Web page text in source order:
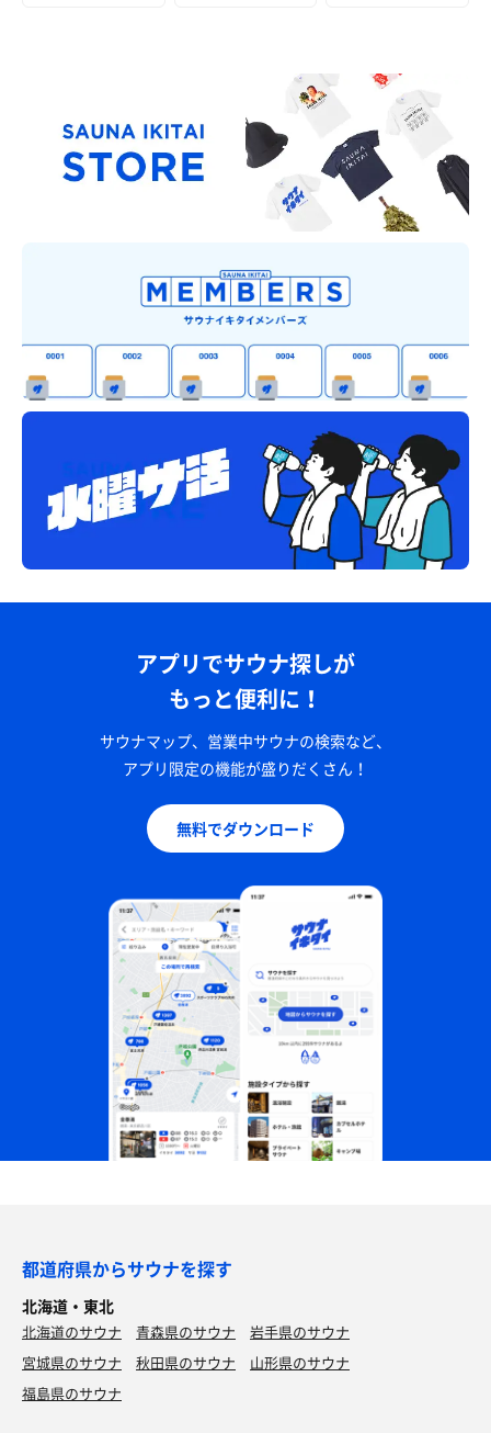
アプリでサウナ探しが
もっと便利に！
サウナマップ、営業中サウナの検索など、
アプリ限定の機能が盛りだくさん！
無料でダウンロード
都道府県からサウナを探す
北海道・東北
北海道のサウナ 青森県のサウナ
岩手県のサウナ
宮城県のサウナ
秋田県のサウナ
山形県のサウナ
福島県のサウナ